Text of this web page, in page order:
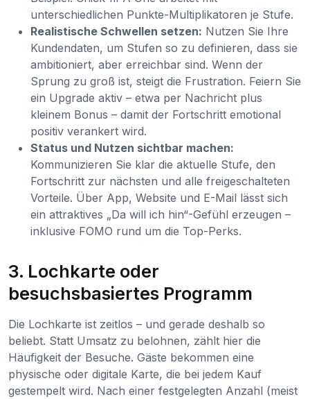
unterschiedlichen Punkte-Multiplikatoren je Stufe.
Realistische Schwellen setzen: Nutzen Sie Ihre
Kundendaten, um Stufen so zu definieren, dass sie
ambitioniert, aber erreichbar sind. Wenn der
Sprung zu groß ist, steigt die Frustration. Feiern Sie
ein Upgrade aktiv – etwa per Nachricht plus
kleinem Bonus – damit der Fortschritt emotional
positiv verankert wird.
Status und Nutzen sichtbar machen:
Kommunizieren Sie klar die aktuelle Stufe, den
Fortschritt zur nächsten und alle freigeschalteten
Vorteile. Über App, Website und E-Mail lässt sich
ein attraktives „Da will ich hin“-Gefühl erzeugen –
inklusive FOMO rund um die Top-Perks.
3. Lochkarte oder
besuchsbasiertes Programm
Die Lochkarte ist zeitlos – und gerade deshalb so
beliebt. Statt Umsatz zu belohnen, zählt hier die
Häufigkeit der Besuche. Gäste bekommen eine
physische oder digitale Karte, die bei jedem Kauf
gestempelt wird. Nach einer festgelegten Anzahl (meist